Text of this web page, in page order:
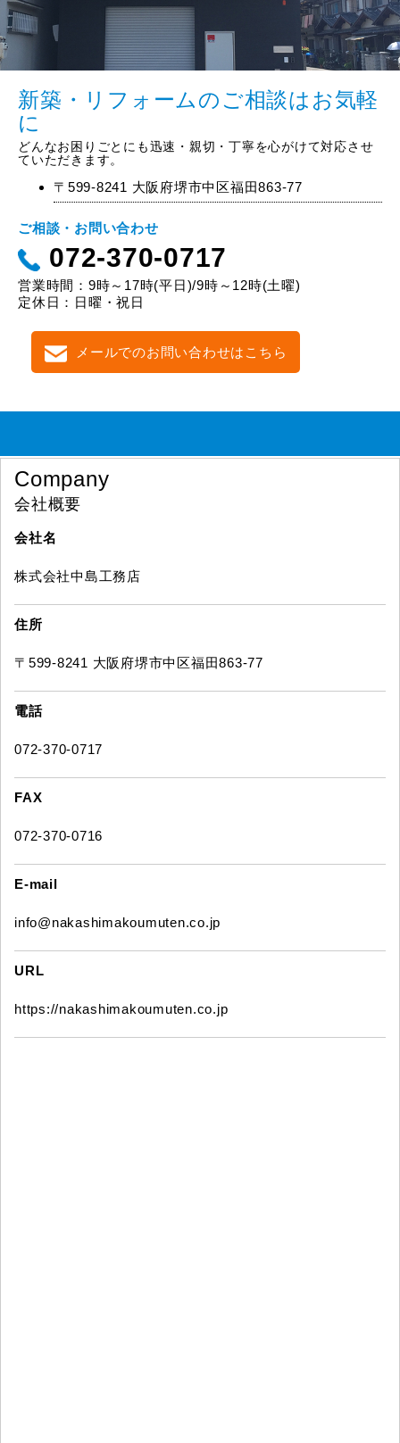
新築・リフォームのご相談はお気軽
に
どんなお困りごとにも迅速・親切・丁寧を心がけて対応させ
ていただきます。
〒599-8241 大阪府堺市中区福田863-77
ご相談・お問い合わせ
072-370-0717
営業時間：9時～17時(平日)/9時～12時(土曜)
定休日：日曜・祝日
メールでのお問い合わせはこちら
Company
会社概要
会社名
株式会社中島工務店
住所
〒599-8241 大阪府堺市中区福田863-77
電話
072-370-0717
FAX
072-370-0716
E-mail
info@nakashimakoumuten.co.jp
URL
https://nakashimakoumuten.co.jp